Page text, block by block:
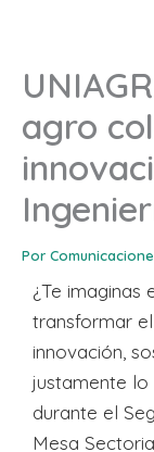
agro
Por
¿Te imaginas
transformar
innovación,
justamente lo
durante el
Mesa